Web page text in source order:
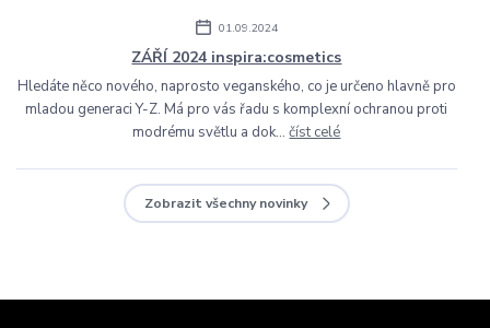
01.09.2024
ZÁŘÍ 2024 inspira:cosmetics
Hledáte něco nového, naprosto veganského, co je určeno hlavně pro
mladou generaci Y-Z. Má pro vás řadu s komplexní ochranou proti
modrému světlu a dok...číst celé
Zobrazit všechny novinky